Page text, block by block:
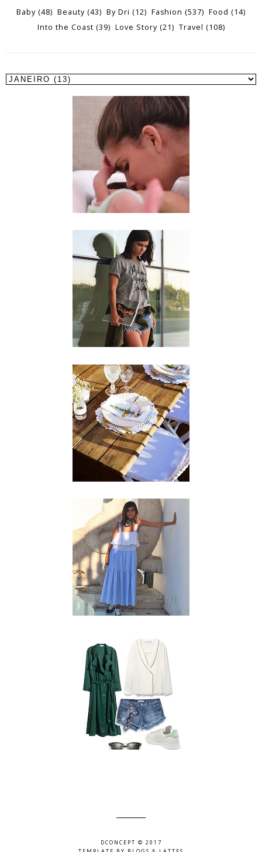
Baby (48) Beauty (43) By Dri (12) Fashion (537) Food (14)
Into the Coast (39) Love Story (21) Travel (108)
DCONCEPT © 2017